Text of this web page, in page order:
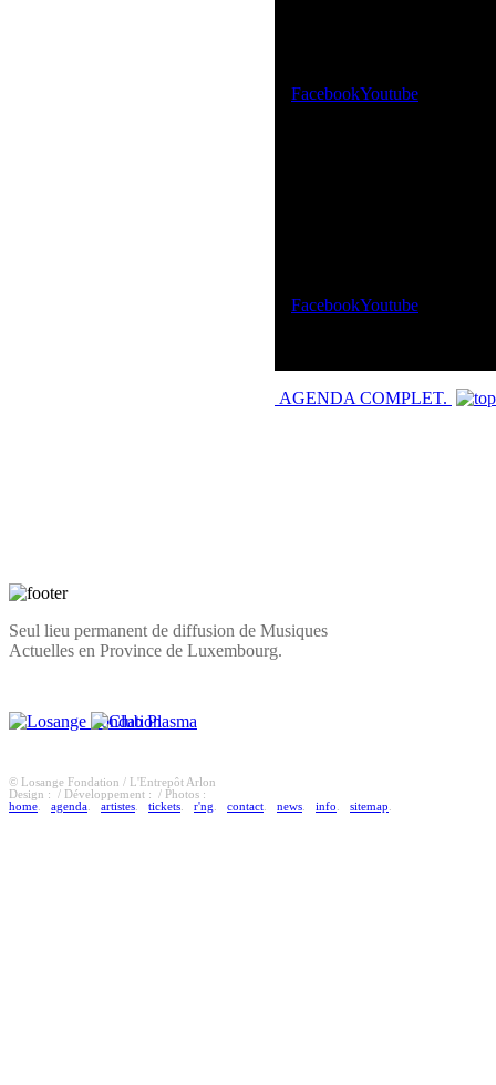
FacebookYoutube
FacebookYoutube
AGENDA COMPLET.
Seul lieu permanent de diffusion de Musiques
Actuelles en Province de Luxembourg.
© Losange Fondation / L'Entrepôt Arlon
Design :
/ Développement :
/ Photos :
home
agenda artistes tickets r'ng contact news info sitemap